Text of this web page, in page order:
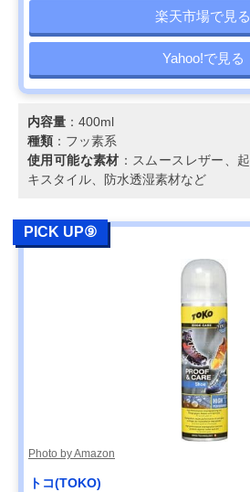
楽天市場で見る
Yahoo!で見る
内容量 ：400ml
種類 ：フッ素系
使用可能な素材 ：スムースレザー、
キスタイル、防水透湿素材など
PICK UP⑨
Photo by Amazon
トコ(TOKO)